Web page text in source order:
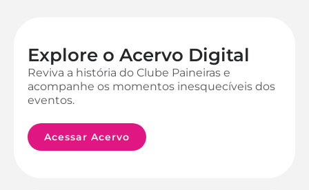
Explore o Acervo Digital
Reviva a história do Clube Paineiras e
acompanhe os momentos inesquecíveis dos
eventos.
Acessar Acervo